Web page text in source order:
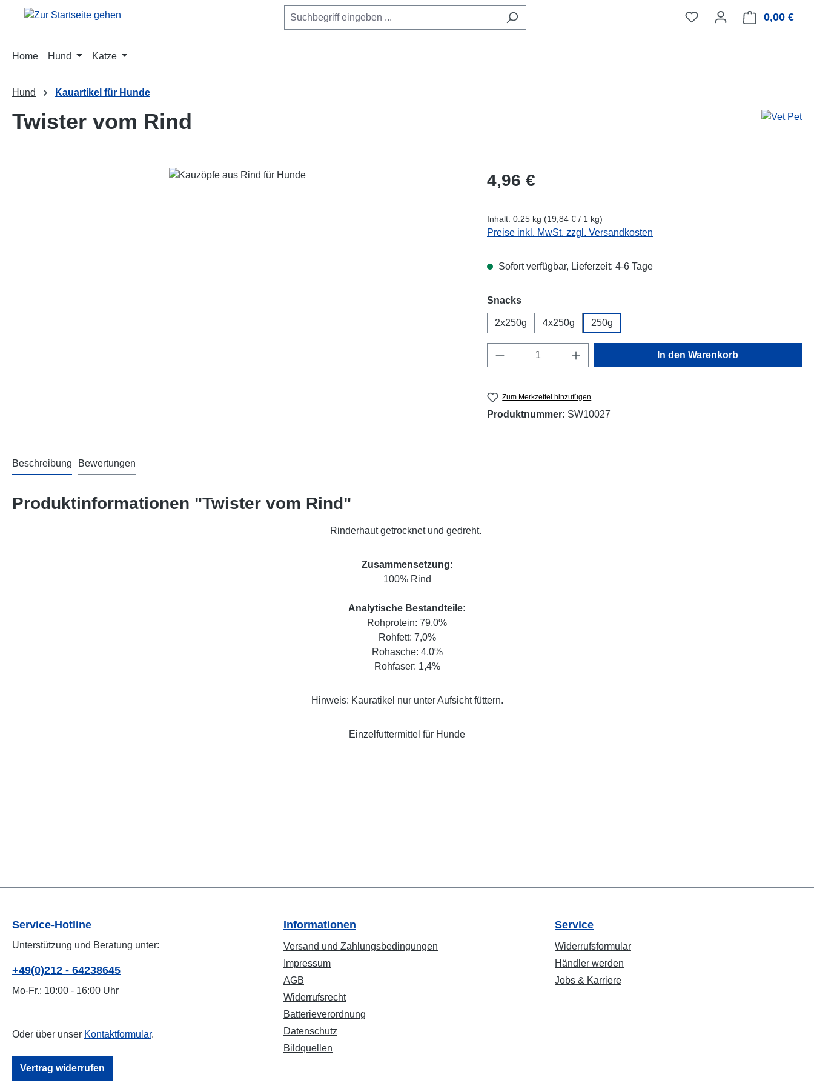
Hauptinhalt springen
Zur Suche springen
Zur Hauptnavigation springen 0,00 €
Home Hund Katze
Hund Kauartikel für Hunde
Twister vom Rind
Regulärer Preis:
4,96 €
Inhalt: 0.25 kg (19,84 € / 1 kg)
Preise inkl. MwSt. zzgl. Versandkosten
Sofort verfügbar, Lieferzeit: 4-6 Tage
Snacksauswählen
2x250g 4x250g 250g
Produkt Anzahl: Gib den gewünschten Wert ein
In den Warenkorb
Zum Merkzettel hinzufügen
Produktnummer: SW10027
Beschreibung Bewertungen
Produktinformationen "Twister vom Rind"
Rinderhaut getrocknet und gedreht.
Zusammensetzung:
100% Rind
Analytische Bestandteile:
Rohprotein: 79,0%
Rohfett: 7,0%
Rohasche: 4,0%
Rohfaser: 1,4%
Hinweis: Kauratikel nur unter Aufsicht füttern.
Einzelfuttermittel für Hunde
Service-Hotline
Unterstützung und Beratung unter:
+49(0)212 - 64238645
Mo-Fr.: 10:00 - 16:00 Uhr
Oder über unser Kontaktformular.
Vertrag widerrufen
Informationen
Versand und Zahlungsbedingungen
Impressum
AGB
Widerrufsrecht
Batterieverordnung
Datenschutz
Bildquellen
Service
Widerrufsformular
Händler werden
Jobs & Karriere